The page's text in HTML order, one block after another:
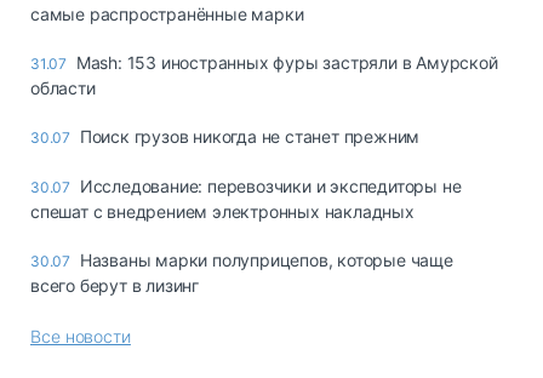
самые распространённые марки
31.07
Mash: 153 иностранных фуры застряли в Амурской
области
30.07 Поиск грузов никогда не станет прежним
30.07
Исследование: перевозчики и экспедиторы не
спешат с внедрением электронных накладных
30.07
Названы марки полуприцепов, которые чаще
всего берут в лизинг
Все новости